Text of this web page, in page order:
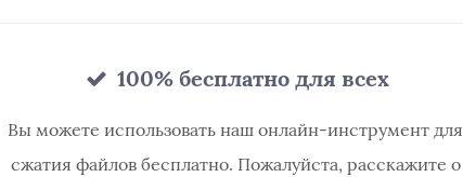
100% бесплатно для всех
Вы можете использовать наш онлайн-инструмент для
сжатия файлов бесплатно. Пожалуйста, расскажите о